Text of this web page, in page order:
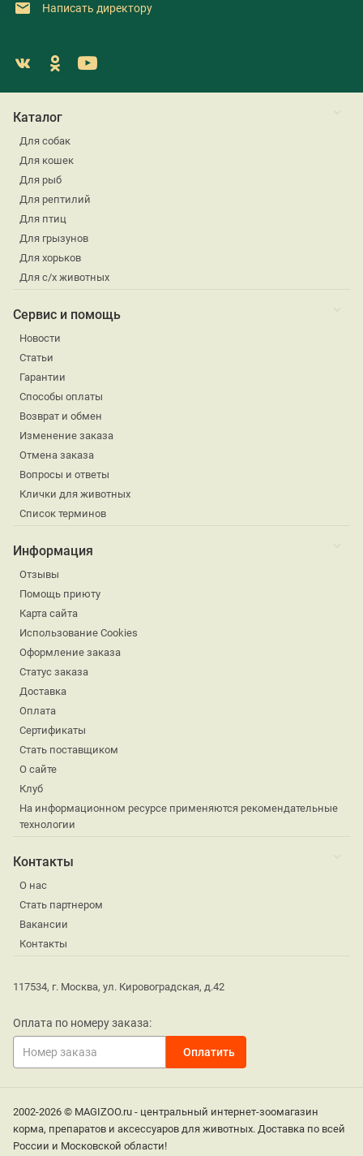
Написать директору
Каталог
Для собак
Для кошек
Для рыб
Для рептилий
Для птиц
Для грызунов
Для хорьков
Для с/х животных
Сервис и помощь
Новости
Статьи
Гарантии
Способы оплаты
Возврат и обмен
Изменение заказа
Отмена заказа
Вопросы и ответы
Клички для животных
Список терминов
Информация
Отзывы
Помощь приюту
Карта сайта
Использование Cookies
Оформление заказа
Статус заказа
Доставка
Оплата
Сертификаты
Стать поставщиком
О сайте
Клуб
На информационном ресурсе применяются рекомендательные
технологии
Контакты
О нас
Стать партнером
Вакансии
Контакты
117534, г. Москва, ул. Кировоградская, д.42
Оплата по номеру заказа:
2002-2026 © MAGIZOO.ru - центральный интернет-зоомагазин
корма, препаратов и аксессуаров для животных. Доставка по всей
России и Московской области!